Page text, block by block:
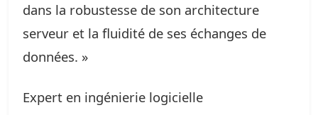
dans la robustesse de son architecture
serveur et la fluidité de ses échanges de
données. »
Expert en ingénierie logicielle